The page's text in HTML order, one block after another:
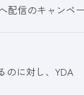
配信のキャンペ
のに対し、YDA